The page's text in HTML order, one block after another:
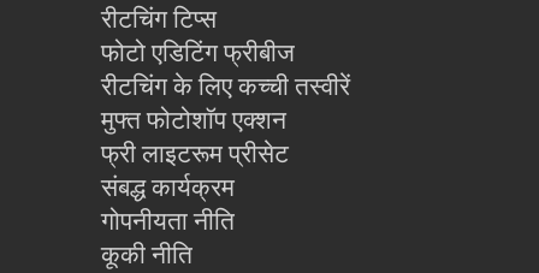
रीटचिंग टिप्स
फोटो एडिटिंग फ्रीबीज
रीटचिंग के लिए कच्ची तस्वीरें
मुफ्त फोटोशॉप एक्शन
फ्री लाइटरूम प्रीसेट
संबद्ध कार्यक्रम
गोपनीयता नीति
कूकी नीति